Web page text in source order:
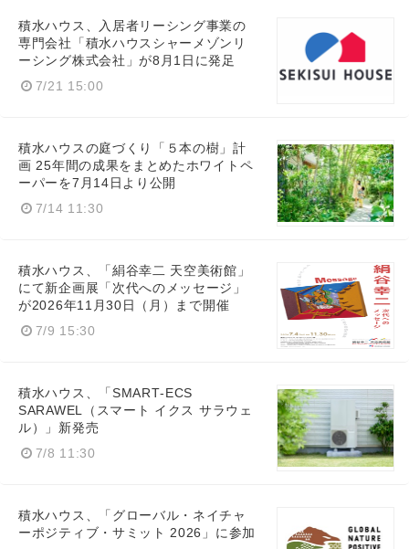
積水ハウス、入居者リーシング事業の
専門会社「積水ハウスシャーメゾンリ
ーシング株式会社」が8月1日に発足
7/21 15:00
積水ハウスの庭づくり「５本の樹」計
画 25年間の成果をまとめたホワイトペ
ーパーを7月14日より公開
7/14 11:30
積水ハウス、「絹谷幸二 天空美術館」
にて新企画展「次代へのメッセージ」
が2026年11月30日（月）まで開催
7/9 15:30
積水ハウス、「SMART‑ECS
SARAWEL（スマート イクス サラウェ
ル）」新発売
7/8 11:30
積水ハウス、「グローバル・ネイチャ
ーポジティブ・サミット 2026」に参加